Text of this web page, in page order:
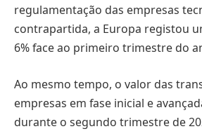
regulamentação das empresas
contrapartida, a Europa registou
6% face ao primeiro trimestre do
Ao mesmo tempo, o valor das
empresas em fase inicial e
durante o segundo trimestre de